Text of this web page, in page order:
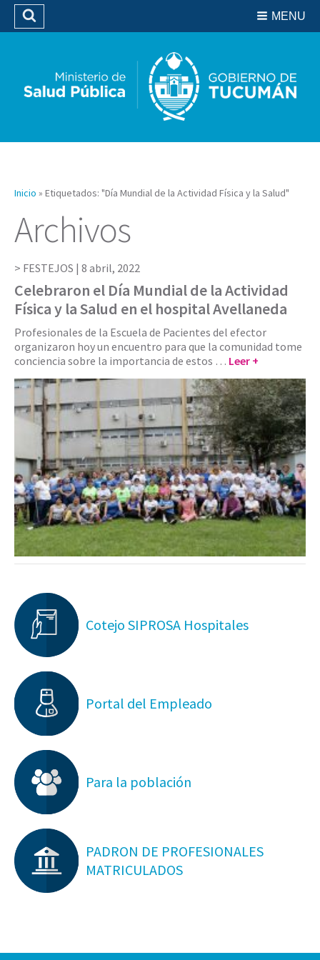
Biblioteca
MENU
Buscar
Inicio » Etiquetados: "Día Mundial de la Actividad Física y la Salud"
Archivos
FESTEJOS | 8 abril, 2022
Celebraron el Día Mundial de la Actividad
Física y la Salud en el hospital Avellaneda
Profesionales de la Escuela de Pacientes del efector
organizaron hoy un encuentro para que la comunidad tome
conciencia sobre la importancia de estos … Leer +
Cotejo SIPROSA Hospitales
Portal del Empleado
Para la población
PADRON DE PROFESIONALES
MATRICULADOS